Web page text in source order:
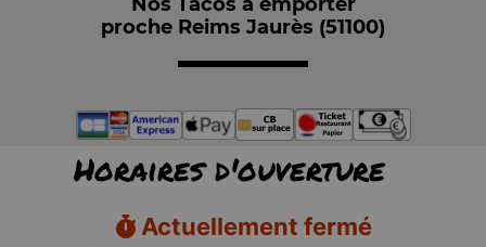
proche Reims Jaurès (51100)
Horaires d'ouverture
Actuellement fermé